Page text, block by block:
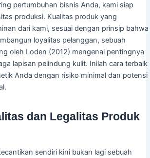
pertumbuhan bisnis Anda, kami siap
produksi. Kualitas produk yang
dari kami, sesuai dengan prinsip bahwa
loyalitas pelanggan, sebuah
oleh Loden (2012) mengenai pentingnya
lapisan pelindung kulit. Inilah cara terbaik
Anda dengan risiko minimal dan potensi
dan Legalitas Produk
sendiri kini bukan lagi sebuah